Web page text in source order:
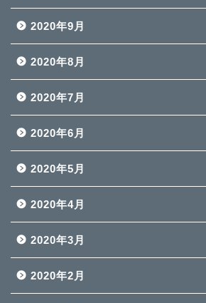
2020年9月
2020年8月
2020年7月
2020年6月
2020年5月
2020年4月
2020年3月
2020年2月